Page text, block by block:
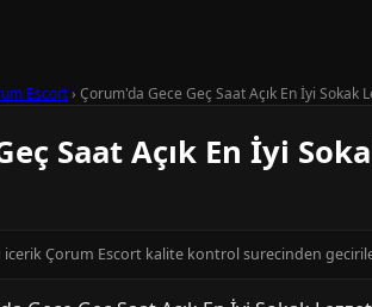
Escort› Çorum'da Gece Geç Saat Açık En İyi Sokak
Saat Açık En İyi
icerik Çorum Escort kalite kontrol surecinden